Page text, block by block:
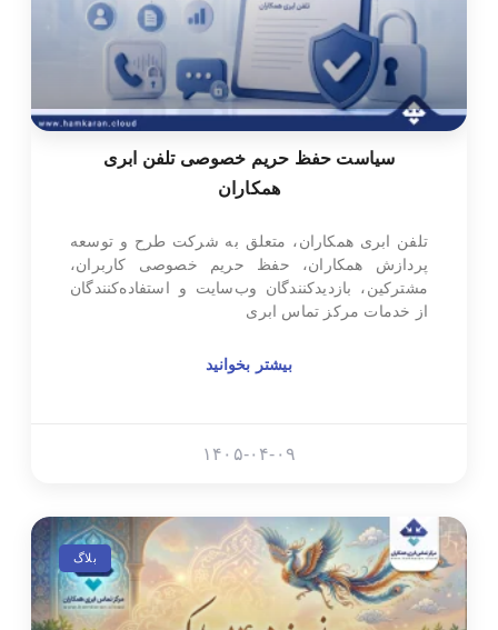
سیاست حفظ حریم خصوصی تلفن ابری
همکاران
تلفن ابری همکاران، متعلق به شرکت طرح و توسعه
پردازش همکاران، حفظ حریم خصوصی کاربران،
مشترکین، بازدیدکنندگان وب‌سایت و استفاده‌کنندگان
از خدمات مرکز تماس ابری
بیشتر بخوانید
۱۴۰۵-۰۴-۰۹
بلاگ